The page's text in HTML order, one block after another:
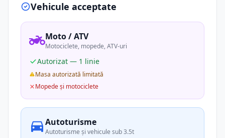
Vehicule acceptate
Moto / ATV
Motociclete, mopede, ATV-uri
Autorizat — 1 linie
Masa autorizată limitată
Mopede și motociclete
Autoturisme
Autoturisme și vehicule sub 3.5t